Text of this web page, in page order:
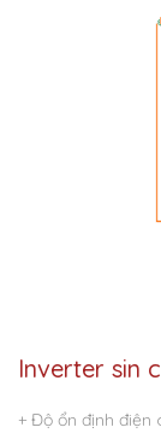
Inverter sin
+ Độ ổn định điện